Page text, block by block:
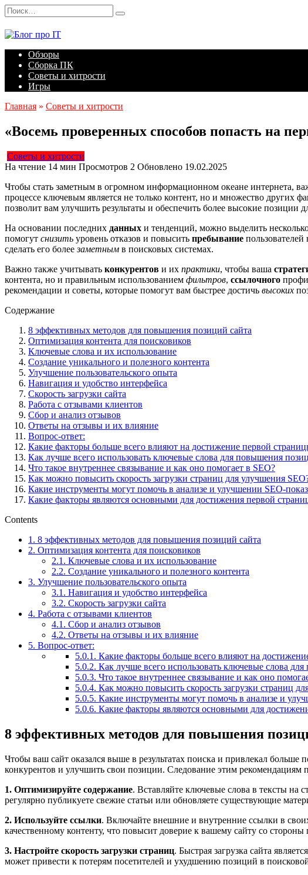
Перейти
к
содержанию
Search
for:
Обзоры
Сборка ПК
Советы и хитрости
Игры
Главная » Советы и хитрости
«Восемь проверенных способов попасть на
Советы и хитрости
На чтение 14 мин Просмотров 2 Обновлено 19.02.2025
Чтобы стать заметным в огромном информационном океане интернета,
процессе ключевым является не только контент, но и множество других
позволит вам улучшить результаты и обеспечить более высокие позиции
На основании последних данных и тенденций, можно выделить
помогут снизить уровень отказов и повысить пребывание
сделать его болеезаметным в поисковых системах.
Важно также учитывать конкурентов и их практики, чтобы ваша
контента, но и правильным использованием фильтров, ссылочного
рекомендации и советы, которые помогут вам быстрее достичь высоких
Содержание
8 эффективных методов для повышения позиций сайта
Оптимизация контента для поисковиков
Ключевые слова и их использование
Создание уникального и полезного контента
Улучшение пользовательского опыта
Навигация и удобство интерфейса
Скорость загрузки сайта
Работа с отзывами клиентов
Сбор и анализ отзывов
Ответы на отзывы и их влияние
Вопрос-ответ:
Какие факторы больше всего влияют на достижение первой
Как лучше всего использовать ключевые слова для повышения
Что такое внутреннее связывание и как оно помогает в SEO?
Как можно повысить скорость загрузки страниц для улучшения
Какие инструменты могут помочь в анализе и улучшении SEO-
Какие факторы являются основными для достижения первой
Contents
1. 8 эффективных методов для повышения позиций сайта
2. Оптимизация контента для поисковиков
2.1. Ключевые слова и их использование
2.2. Создание уникального и полезного контента
3. Улучшение пользовательского опыта
3.1. Навигация и удобство интерфейса
3.2. Скорость загрузки сайта
4. Работа с отзывами клиентов
4.1. Сбор и анализ отзывов
4.2. Ответы на отзывы и их влияние
5. Вопрос-ответ:
5.0.1. Какие факторы больше всего влияют на
5.0.2. Как лучше всего использовать ключевые слова
5.0.3. Что такое внутреннее связывание и как оно
5.0.4. Как можно повысить скорость загрузки страниц
5.0.5. Какие инструменты могут помочь в анализе и
5.0.6. Какие факторы являются основными для
8 эффективных методов для повышения
Чтобы ваш сайт оказался выше в результатах поиска и привлекал
конкурентов и улучшить свои позиции. Следование этим рекомендациям
1. Оптимизируйте содержание. Вставляйте ключевые слова в тексты на
регулярно публикуете свежие статьи или обновляете существующие
2. Используйте ссылки. Включайте внешние и внутренние ссылки в
качественному контенту, что повысит доверие к вашему сайту со стороны
3. Настройте скорость загрузки страниц. Быстрая загрузка сайта
может привести к потерям посетителей и ухудшению позиций в